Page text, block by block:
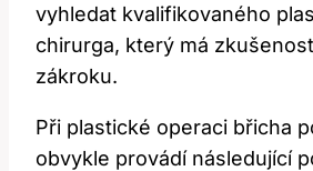
vyhledat kvalifikovaného
chirurga, který má
zákroku.
Při plastické operaci břicha
obvykle provádí následující